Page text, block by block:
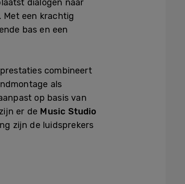
dialogen naar
een krachtig
bas en een
combineert
als
op basis van
er de Music Studio
zijn de luidsprekers